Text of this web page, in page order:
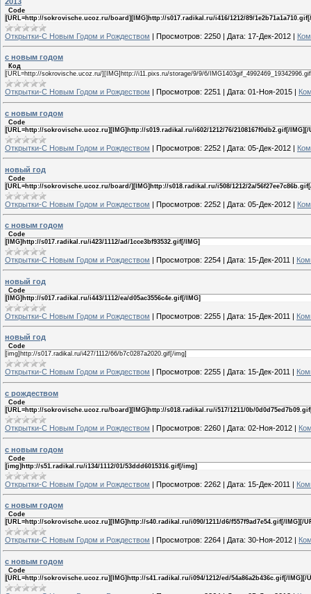
Code
[URL=http://sokrovische.ucoz.ru/board][IMG]http://s017.radikal.ru/i416/1212/89/
Открытки-С Новым Годом и Рождеством | Просмотров: 2250 | Дата: 17-Дек-2012 |
с новым годом
Код
[URL=http://sokrovische.ucoz.ru/][IMG]http://i11.pixs.ru/storage/9/9/6/
Открытки-С Новым Годом и Рождеством | Просмотров: 2251 | Дата: 01-Ноя-2015 |
с новым годом
Code
[URL=http://sokrovische.ucoz.ru][IMG]http://s019.radikal.ru/i602/1212/76/2108167f0db2.gif[/IMG][/
Открытки-С Новым Годом и Рождеством | Просмотров: 2252 | Дата: 05-Дек-2012 |
новый год
Code
[URL=http://sokrovische.ucoz.ru/board/][IMG]http://s018.radikal.ru/i508/1212/2a/
Открытки-С Новым Годом и Рождеством | Просмотров: 2252 | Дата: 05-Дек-2012 |
с новым годом
Code
[IMG]http://s017.radikal.ru/i423/1112/ad/1cce3bf93532.gif[/IMG]
Открытки-С Новым Годом и Рождеством | Просмотров: 2254 | Дата: 15-Дек-2011 |
новый год
Code
[IMG]http://s017.radikal.ru/i443/1112/ea/d05ac3556c4e.gif[/IMG]
Открытки-С Новым Годом и Рождеством | Просмотров: 2255 | Дата: 15-Дек-2011 |
новый год
Code
[img]http://s017.radikal.ru/i427/1112/66/b7c0287a2020.gif[/img]
Открытки-С Новым Годом и Рождеством Просмотров: 2255 Дата: 15-Дек-2011
с рождеством
Code
[URL=http://sokrovische.ucoz.ru/board][IMG]http://s018.radikal.ru/i517/1211/0b/
Открытки-С Новым Годом и Рождеством | Просмотров: 2260 | Дата: 02-Ноя-2012 |
с новым годом
Code
[img]http://s51.radikal.ru/i134/1112/01/53ddd6015316.gif[/img]
Открытки-С Новым Годом и Рождеством | Просмотров: 2262 | Дата: 15-Дек-2011 |
с новым годом
Code
[URL=http://sokrovische.ucoz.ru][IMG]http://s40.radikal.ru/i090/1211/d6/f557f9ad7e54.gif[/IMG][/
Открытки-С Новым Годом и Рождеством Просмотров: 2264 Дата: 30-Ноя-2012
с новым годом
Code
[URL=http://sokrovische.ucoz.ru][IMG]http://s41.radikal.ru/i094/1212/ed/54a86a2b436c.gif[/IMG][/